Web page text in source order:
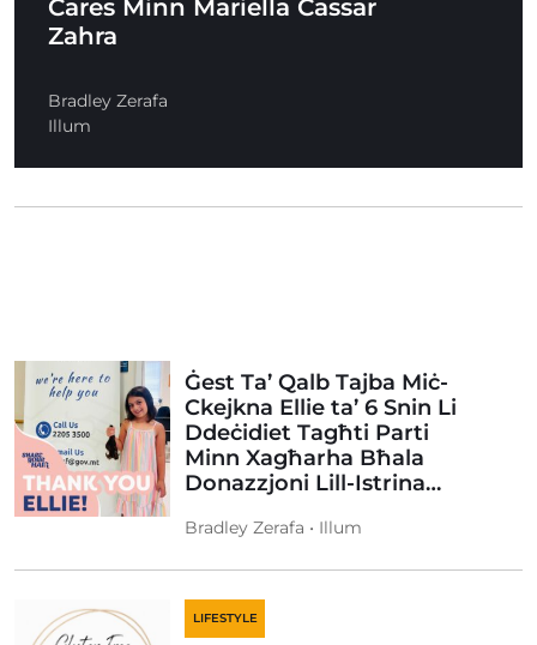
Cares Minn Mariella Cassar
Zahra
Bradley Zerafa
Illum
Ġest Ta’ Qalb Tajba Miċ-
Ckejkna Ellie ta’ 6 Snin Li
Ddeċidiet Tagħti Parti
Minn Xagħarha Bħala
Donazzjoni Lill-Istrina…
Bradley Zerafa • Illum
LIFESTYLE